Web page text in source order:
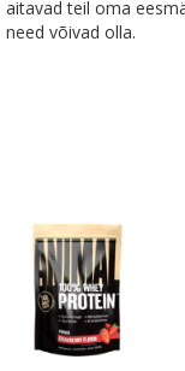
aitavad teil oma
need võivad olla.